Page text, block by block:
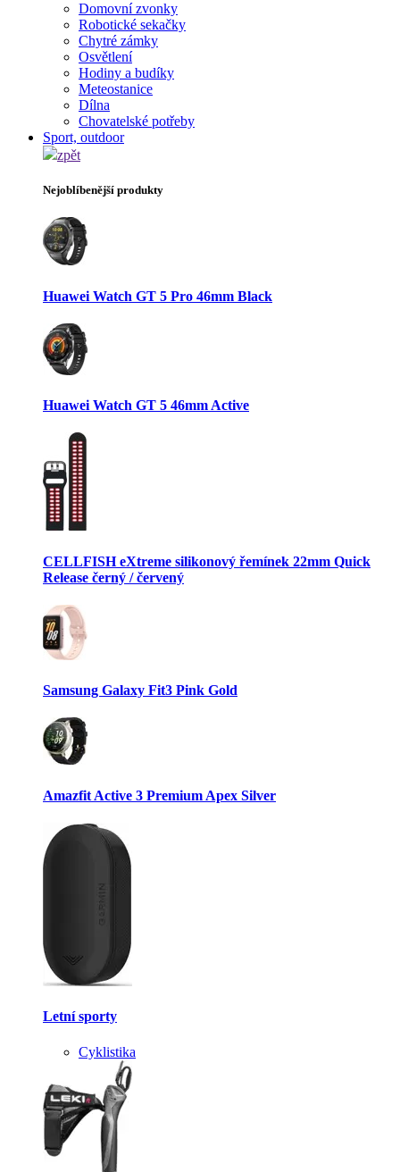
Domovní zvonky
Robotické sekačky
Chytré zámky
Osvětlení
Hodiny a budíky
Meteostanice
Dílna
Chovatelské potřeby
Sport, outdoor
zpět
Nejoblíbenější produkty
Huawei Watch GT 5 Pro 46mm Black
Huawei Watch GT 5 46mm Active
CELLFISH eXtreme silikonový řemínek 22mm Quick
Release černý / červený
Samsung Galaxy Fit3 Pink Gold
Amazfit Active 3 Premium Apex Silver
Letní sporty
Cyklistika